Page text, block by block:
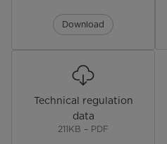
Dimensioni Prodotto (AxLxP)
Download
Technical regulation
data
211KB – PDF